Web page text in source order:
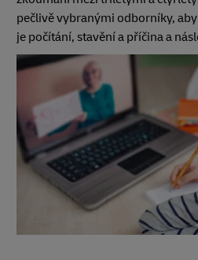
pečlivě vybranými odborníky,
je počítání, stavění a příčina a